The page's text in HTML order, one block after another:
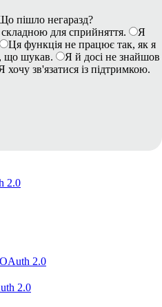
пішло негаразд?
для сприйняття.
Я
Ця функція не працює так, як я
що шукав.
Я й досі не знайшов
хочу зв'язатися із підтримкою.
2.0
2.0
2.0